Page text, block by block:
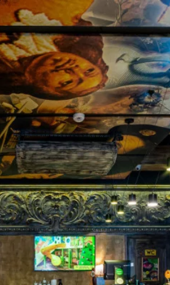
и удобство
и напитков из нашего
ресторана!
нашем сайте, чтобы
удивить!
встреч!